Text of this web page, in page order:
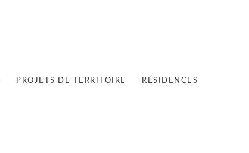
PROJETS DE TERRITOIRE RÉSIDENCES